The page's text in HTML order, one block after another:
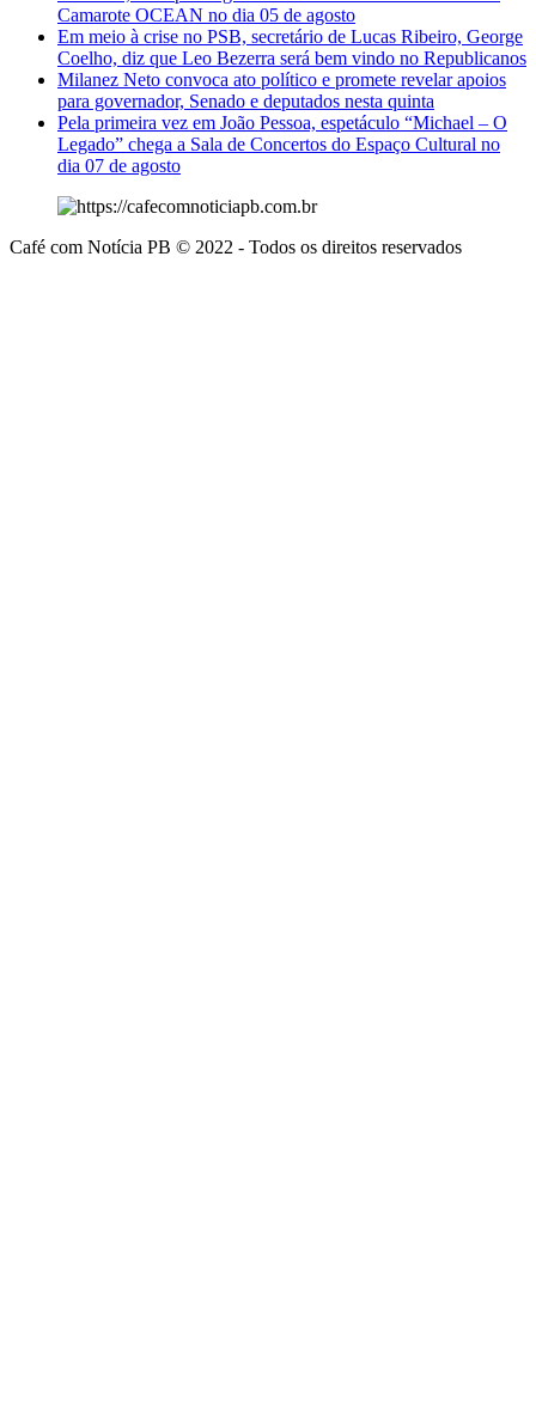
Camarote OCEAN no dia 05 de agosto
Em meio à crise no PSB, secretário de Lucas Ribeiro, George
Coelho, diz que Leo Bezerra será bem vindo no Republicanos
Milanez Neto convoca ato político e promete revelar apoios
para governador, Senado e deputados nesta quinta
Pela primeira vez em João Pessoa, espetáculo “Michael – O
Legado” chega a Sala de Concertos do Espaço Cultural no
dia 07 de agosto
Café com Notícia PB © 2022 - Todos os direitos reservados